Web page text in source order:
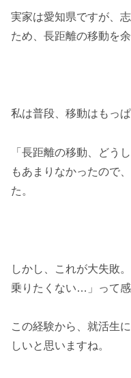
実家は愛知県ですが、
ため、長距離の移動を
私は普段、移動はもっ
「長距離の移動、どう
もあまりなかったので、
た。
しかし、これが大失敗
乗りたくない…」って感
この経験から、就活生
しいと思いますね。